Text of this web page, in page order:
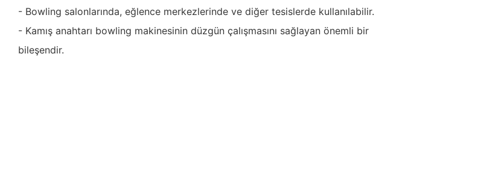
- Bowling salonlarında, eğlence merkezlerinde ve diğer tesislerde kullanılabilir.
- Kamış anahtarı bowling makinesinin düzgün çalışmasını sağlayan önemli bir
bileşendir.